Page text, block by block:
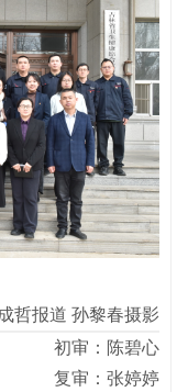
哲报道 孙黎春摄影
初审：陈碧心
复审：张婷婷